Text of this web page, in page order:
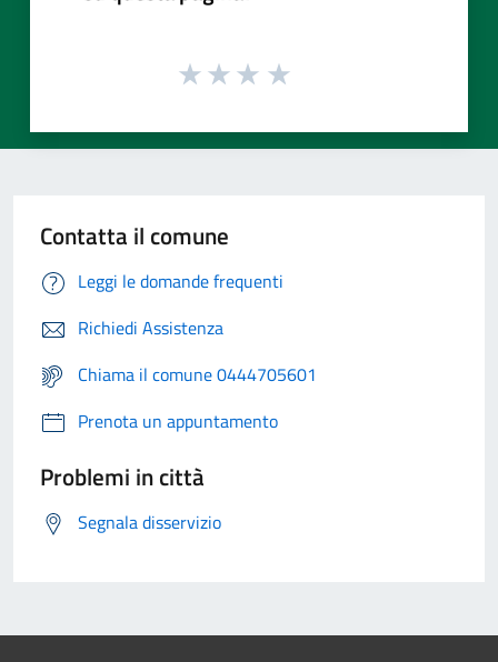
Contatta il comune
Leggi le domande frequenti
Richiedi Assistenza
Chiama il comune 0444705601
Prenota un appuntamento
Problemi in città
Segnala disservizio